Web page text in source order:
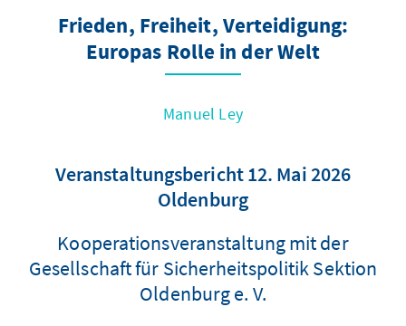
Frieden, Freiheit, Verteidigung:
Europas Rolle in der Welt
Manuel Ley
Veranstaltungsbericht 12. Mai 2026
Oldenburg
Kooperationsveranstaltung mit der
Gesellschaft für Sicherheitspolitik Sektion
Oldenburg e. V.